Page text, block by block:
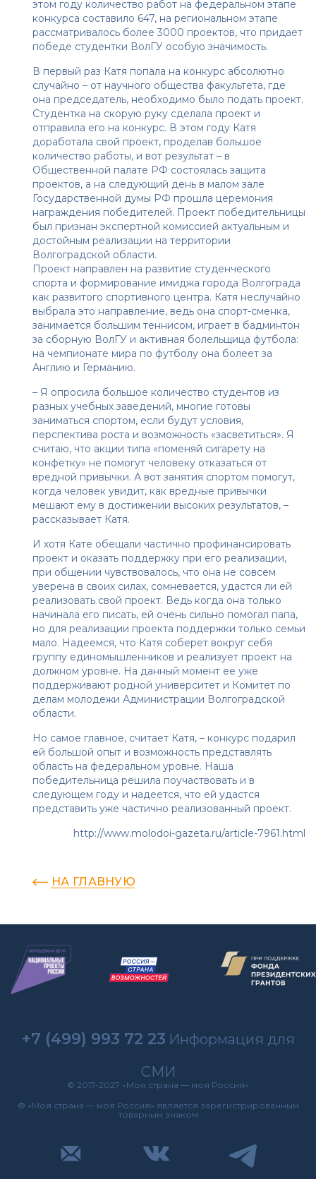
этом году количество работ на федеральном этапе
конкурса составило 647, на региональном этапе
рассматривалось более 3000 проектов, что придает
победе студентки ВолГУ особую значимость.
В первый раз Катя попала на конкурс абсолютно
случайно – от научного общества факультета, где
она председатель, необходимо было подать проект.
Студентка на скорую руку сделала проект и
отправила его на конкурс. В этом году Катя
доработала свой проект, проделав большое
количество работы, и вот результат – в
Общественной палате РФ состоялась защита
проектов, а на следующий день в малом зале
Государственной думы РФ прошла церемония
награждения победителей. Проект победительницы
был признан экспертной комиссией актуальным и
достойным реализации на территории
Волгоградской области.
Проект направлен на развитие студенческого
спорта и формирование имиджа города Волгограда
как развитого спортивного центра. Катя неслучайно
выбрала это направление, ведь она спорт-сменка,
занимается большим теннисом, играет в бадминтон
за сборную ВолГУ и активная болельщица футбола:
на чемпионате мира по футболу она болеет за
Англию и Германию.
– Я опросила большое количество студентов из
разных учебных заведений, многие готовы
заниматься спортом, если будут условия,
перспектива роста и возможность «засветиться». Я
считаю, что акции типа «поменяй сигарету на
конфетку» не помогут человеку отказаться от
вредной привычки. А вот занятия спортом помогут,
когда человек увидит, как вредные привычки
мешают ему в достижении высоких результатов, –
рассказывает Катя.
И хотя Кате обещали частично профинансировать
проект и оказать поддержку при его реализации,
при общении чувствовалось, что она не совсем
уверена в своих силах, сомневается, удастся ли ей
реализовать свой проект. Ведь когда она только
начинала его писать, ей очень сильно помогал папа,
но для реализации проекта поддержки только семьи
мало. Надеемся, что Катя соберет вокруг себя
группу единомышленников и реализует проект на
должном уровне. На данный момент ее уже
поддерживают родной университет и Комитет по
делам молодежи Администрации Волгоградской
области.
Но самое главное, считает Катя, – конкурс подарил
ей большой опыт и возможность представлять
область на федеральном уровне. Наша
победительница решила поучаствовать и в
следующем году и надеется, что ей удастся
представить уже частично реализованный проект.
http://www.molodoi-gazeta.ru/article-7961.html
НА ГЛАВНУЮ
+7 (499) 993 72 23 Информация для
СМИ
© 2017-2027 «Моя страна — моя Россия»
® «Моя страна — моя Россия» является зарегистрированным
товарным знаком